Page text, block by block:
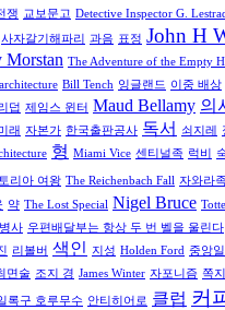
쟁 교보문고 Detective Inspector G.
사자갈기해파리 과음 표정 John H
Morstan The Adventure of the Empty
Bill Tench 잉글랜드 이중 배상
덥 제임스 윈터 Maud Bellamy 의
래 자본가 한국출판공사 독서 쇠지레
형 Miami Vice 센티널족 럭비
리아 여왕 The Reichenbach Fall 자와라
약 The Lost Special Nigel Bruce
사 우편배달부는 항상 두 번 벨을 울린다
리볼버 색인 지성 Holden Ford 중앙일
면술 조지 경 James Winter 자포니즘 쪽지
록구 호루무수 안티히어로 클럽 커